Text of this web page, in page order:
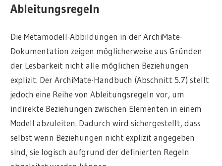
Ableitungsregeln
Die Metamodell-Abbildungen in der ArchiMate-
Dokumentation zeigen möglicherweise aus Gründen
der Lesbarkeit nicht alle möglichen Beziehungen
explizit. Der ArchiMate-Handbuch (Abschnitt 5.7) stellt
jedoch eine Reihe von Ableitungsregeln vor, um
indirekte Beziehungen zwischen Elementen in einem
Modell abzuleiten. Dadurch wird sichergestellt, dass
selbst wenn Beziehungen nicht explizit angegeben
sind, sie logisch aufgrund der definierten Regeln